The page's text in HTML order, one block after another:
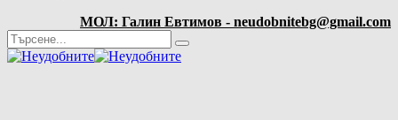
МОЛ: Галин Евтимов - neudobnitebg@gmail.com